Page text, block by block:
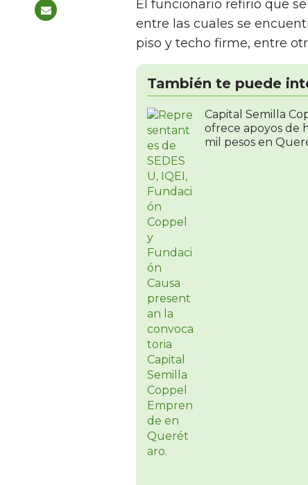
El funcionario refirió que
entre las cuales se
piso y techo firme, entre
También te puede
Capital Semilla
ofrece apoyos de
mil pesos en